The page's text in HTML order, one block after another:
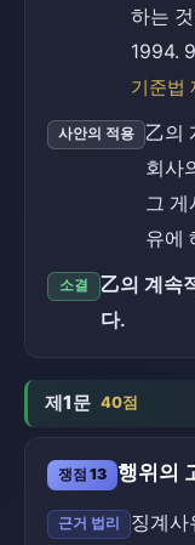
하는
1994.
기준법
사안의 적용
乙의
회사
그 게
유에
소결
乙의 계속
다.
제1문 40점
쟁점 13 행위의
근거 법리
징계사